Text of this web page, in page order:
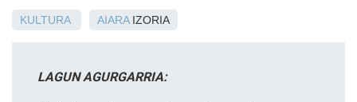
KULTURA AIARAIZORIA
LAGUN AGURGARRIA: